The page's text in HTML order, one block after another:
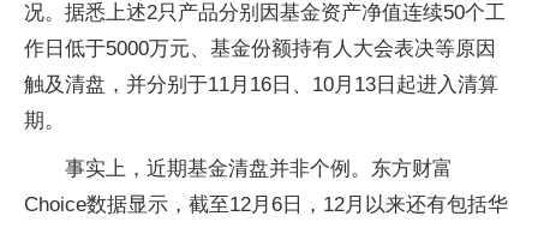
况。据悉上述2只产品分别因基金资产净值连续50个工
作日低于5000万元、基金份额持有人大会表决等原因
触及清盘，并分别于11月16日、10月13日起进入清算
期。
事实上，近期基金清盘并非个例。东方财富
Choice数据显示，截至12月6日，12月以来还有包括华